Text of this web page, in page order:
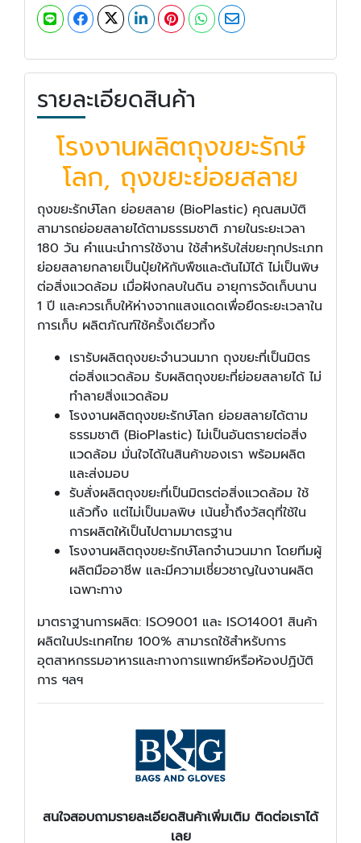
รายละเอียดสินค้า
โรงงานผลิตถุงขยะรักษ์
โลก, ถุงขยะย่อยสลาย
ถุงขยะรักษ์โลก ย่อยสลาย (BioPlastic) คุณสมบัติ
สามารถย่อยสลายได้ตามธรรมชาติ ภายในระยะเวลา
180 วัน คำแนะนำการใช้งาน ใช้สำหรับใส่ขยะทุกประเภท
ย่อยสลายกลายเป็นปุ๋ยให้กับพืชและต้นไม้ได้ ไม่เป็นพิษ
ต่อสิ่งแวดล้อม เมื่อฝังกลบในดิน อายุการจัดเก็บนาน
1 ปี และควรเก็บให้ห่างจากแสงแดดเพื่อยืดระยะเวลาใน
การเก็บ ผลิตภัณฑ์ใช้ครั้งเดียวทิ้ง
เรารับผลิตถุงขยะจำนวนมาก ถุงขยะที่เป็นมิตร
ต่อสิ่งแวดล้อม รับผลิตถุงขยะที่ย่อยสลายได้ ไม่
ทำลายสิ่งแวดล้อม
โรงงานผลิตถุงขยะรักษ์โลก ย่อยสลายได้ตาม
ธรรมชาติ (BioPlastic) ไม่เป็นอันตรายต่อสิ่ง
แวดล้อม มั่นใจได้ในสินค้าของเรา พร้อมผลิต
และส่งมอบ
รับสั่งผลิตถุงขยะที่เป็นมิตรต่อสิ่งแวดล้อม ใช้
แล้วทิ้ง แต่ไม่เป็นมลพิษ เน้นย้ำถึงวัสดุที่ใช้ใน
การผลิตให้เป็นไปตามมาตรฐาน
โรงงานผลิตถุงขยะรักษ์โลกจำนวนมาก โดยทีมผู้
ผลิตมืออาชีพ และมีความเชี่ยวชาญในงานผลิต
เฉพาะทาง
มาตราฐานการผลิต: ISO9001 และ ISO14001 สินค้า
ผลิตในประเทศไทย 100% สามารถใช้สำหรับการ
อุตสาหกรรมอาหารและทางการแพทย์หรือห้องปฏิบัติ
การ ฯลฯ
สนใจสอบถามรายละเอียดสินค้าเพิ่มเติม ติดต่อเราได้
เลย